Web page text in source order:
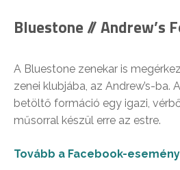
Bluestone // Andrew’s
A Bluestone zenekar is
zenei klubjába, az Andrew’s-ba.
betöltő formáció egy igazi,
műsorral készül erre az estre.
Tovább a Facebook-